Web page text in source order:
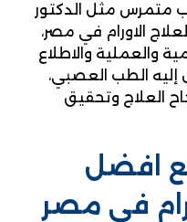
متمرس مثل الدكتور
الاورام في مصر،
والعملية والاطلاع
الطب العصبي،
العلاج وتحقيق
افضل
في مصر